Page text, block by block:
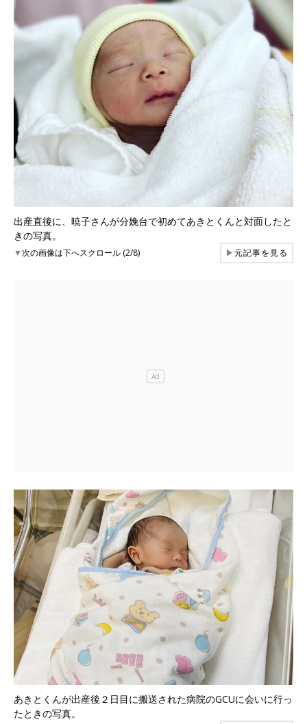
出産直後に、暁子さんが分娩台で初めてあきとくんと対面したと
きの写真。
▼次の画像は下へスクロール (2/8) ▶元記事を見る
あきとくんが出産後２日目に搬送された病院のGCUに会いに行っ
たときの写真。